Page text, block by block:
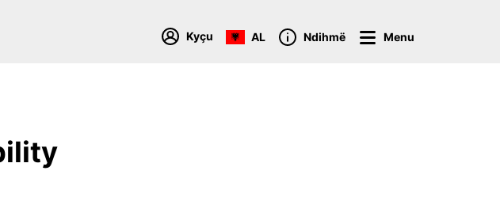
Kyçu AL Ndihmë Menu